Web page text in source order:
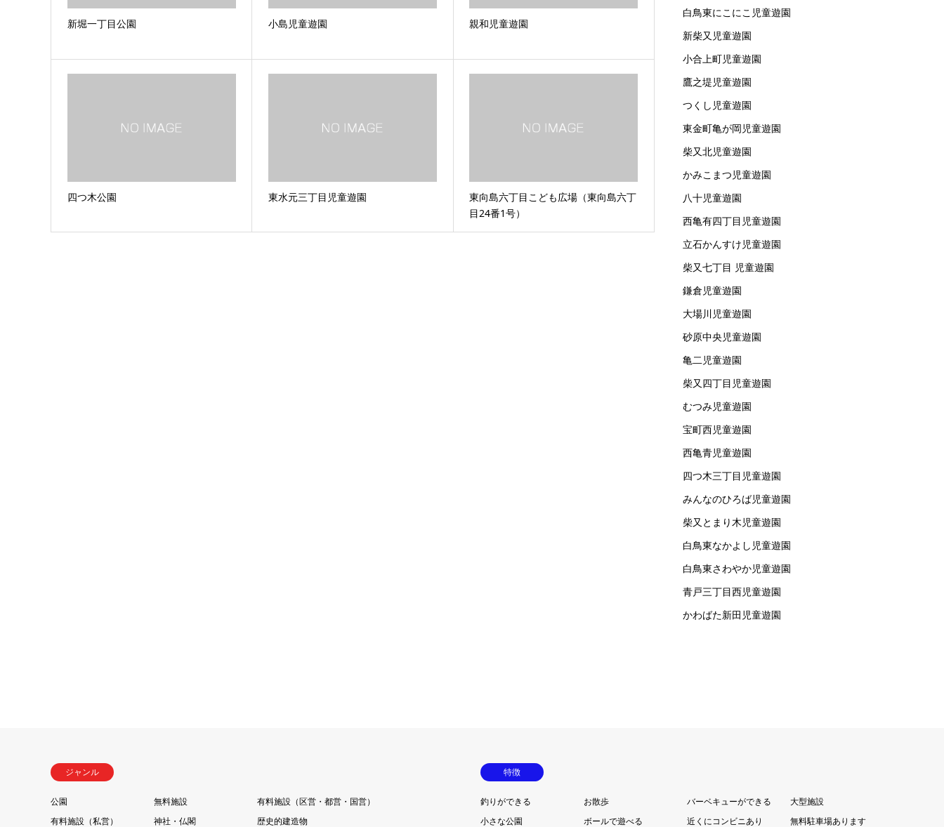
新堀一丁目公園 小島児童遊園 親和児童遊園
四つ木公園 東水元三丁目児童遊園
東向島六丁目こども広場（東向島六丁
目24番1号）
白鳥東にこにこ児童遊園
新柴又児童遊園
小合上町児童遊園
鷹之堤児童遊園
つくし児童遊園
東金町亀が岡児童遊園
柴又北児童遊園
かみこまつ児童遊園
八十児童遊園
西亀有四丁目児童遊園
立石かんすけ児童遊園
柴又七丁目 児童遊園
鎌倉児童遊園
大場川児童遊園
砂原中央児童遊園
亀二児童遊園
柴又四丁目児童遊園
むつみ児童遊園
宝町西児童遊園
西亀青児童遊園
四つ木三丁目児童遊園
みんなのひろば児童遊園
柴又とまり木児童遊園
白鳥東なかよし児童遊園
白鳥東さわやか児童遊園
青戸三丁目西児童遊園
かわばた新田児童遊園
ジャンル
公園 無料施設
有料施設（区営・都営・国営）
有料施設（私営）
神社・仏閣 歴史的建造物
特徴
釣りができる お散歩 バーベキューができる
大型施設
小さな公園
ボールで遊べる 近くにコンビニあり 無料駐車場あります